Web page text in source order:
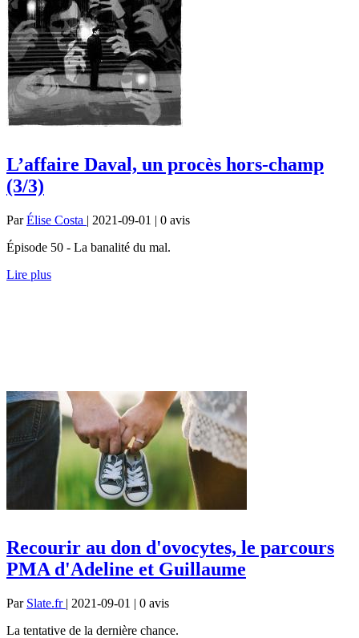
L’affaire Daval, un procès hors-champ
(3/3)
ParÉlise Costa | 2021-09-01 | 0 avis
Épisode 50 - La banalité du mal.
Lire plus
Recourir au don d'ovocytes, le parcours
PMA d'Adeline et Guillaume
Par Slate.fr | 2021-09-01 | 0 avis
La tentative de la dernière chance.